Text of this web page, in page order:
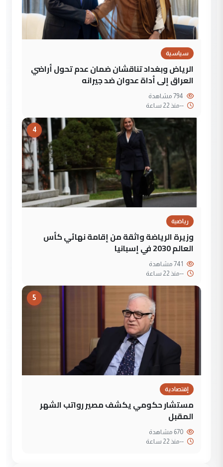
سياسية
الرياض وبغداد تناقشان ضمان عدم تحول أراضي
العراق إلى أداة عدوان ضد جيرانه
--منذ 22 ساعة
4
رياضية
وزيرة الرياضة واثقة من إقامة نهائي كأس
العالم 2030 في إسبانيا
--منذ 22 ساعة
5
إقتصادية
مستشار حكومي يكشف مصير رواتب الشهر
المقبل
--منذ 22 ساعة